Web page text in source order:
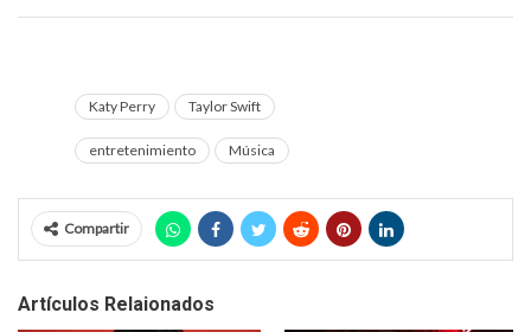
Katy Perry Taylor Swift
entretenimiento Música
Compartir
Artículos Relaionados